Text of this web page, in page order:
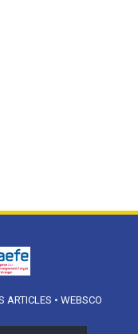
ARTICLES • WEBSCO